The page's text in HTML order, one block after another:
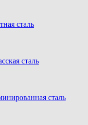
сталь
сталь
сталь